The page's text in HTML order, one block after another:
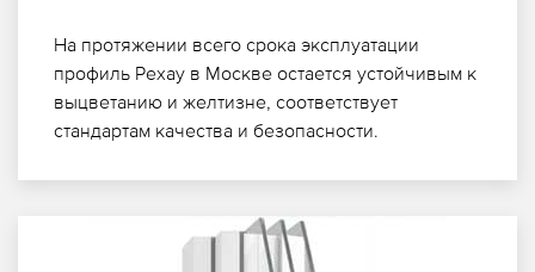
На протяжении всего срока эксплуатации
профиль Рехау в Москве остается устойчивым к
выцветанию и желтизне, соответствует
стандартам качества и безопасности.